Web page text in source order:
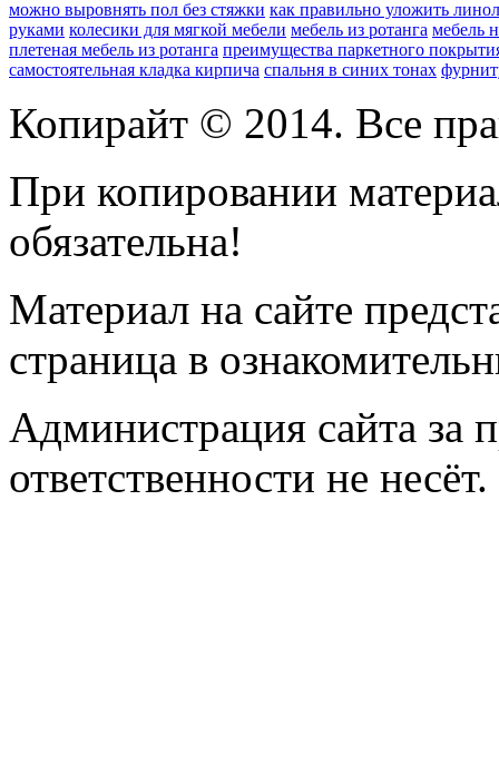
можно выровнять пол без стяжки как правильно уложить
руками колесики для мягкой мебели мебель из ротанга мебель
плетеная мебель из ротанга преимущества паркетного
самостоятельная кладка кирпича спальня в синих тонах
Копирайт © 2014. Все
При копировании
обязательна!
Материал на сайте
страница в
Администрация сайта за
ответственности не несёт.